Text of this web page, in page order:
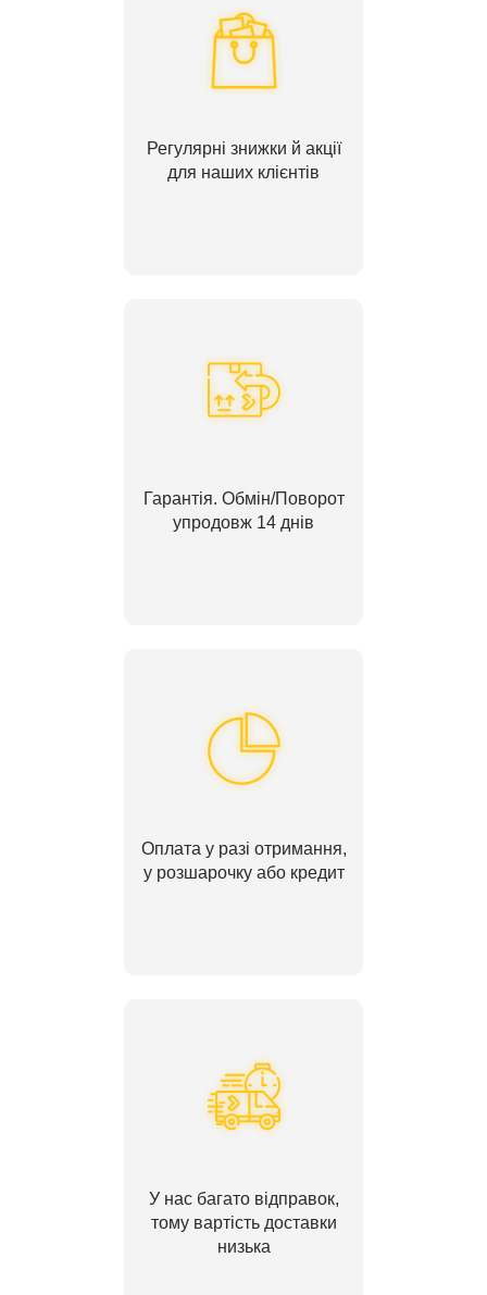
Регулярні знижки й акції
для наших клієнтів
Гарантія. Обмін/Поворот
упродовж 14 днів
Оплата у разі отримання,
у розшарочку або кредит
У нас багато відправок,
тому вартість доставки
низька